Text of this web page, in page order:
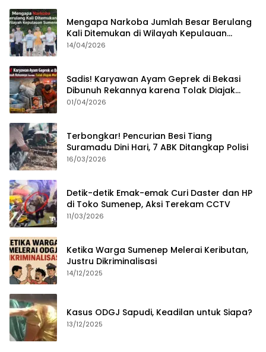
Mengapa Narkoba Jumlah Besar Berulang
Kali Ditemukan di Wilayah Kepulauan
Sumenep?
14/04/2026
Sadis! Karyawan Ayam Geprek di Bekasi
Dibunuh Rekannya karena Tolak Diajak
Merampok Majikan
01/04/2026
Terbongkar! Pencurian Besi Tiang
Suramadu Dini Hari, 7 ABK Ditangkap Polisi
16/03/2026
Detik-detik Emak-emak Curi Daster dan HP
di Toko Sumenep, Aksi Terekam CCTV
11/03/2026
Ketika Warga Sumenep Melerai Keributan,
Justru Dikriminalisasi
14/12/2025
Kasus ODGJ Sapudi, Keadilan untuk Siapa?
13/12/2025